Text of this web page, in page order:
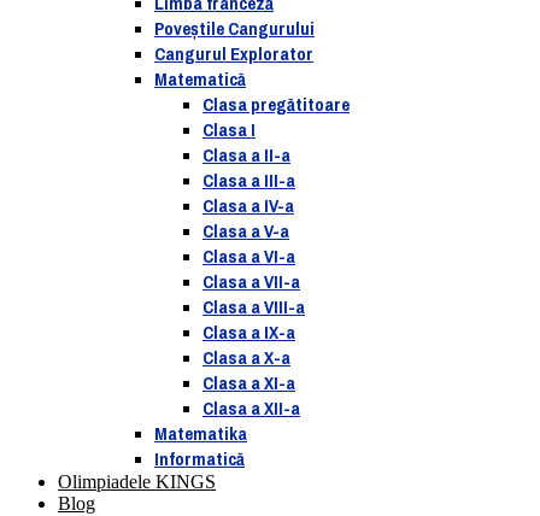
Poveștile Cangurului
Cangurul Explorator
Matematică
Clasa pregătitoare
Clasa I
Clasa a II-a
Clasa a III-a
Clasa a IV-a
Clasa a V-a
Clasa a VI-a
Clasa a VII-a
Clasa a VIII-a
Clasa a IX-a
Clasa a X-a
Clasa a XI-a
Clasa a XII-a
Matematika
Informatică
Olimpiadele KINGS
Blog